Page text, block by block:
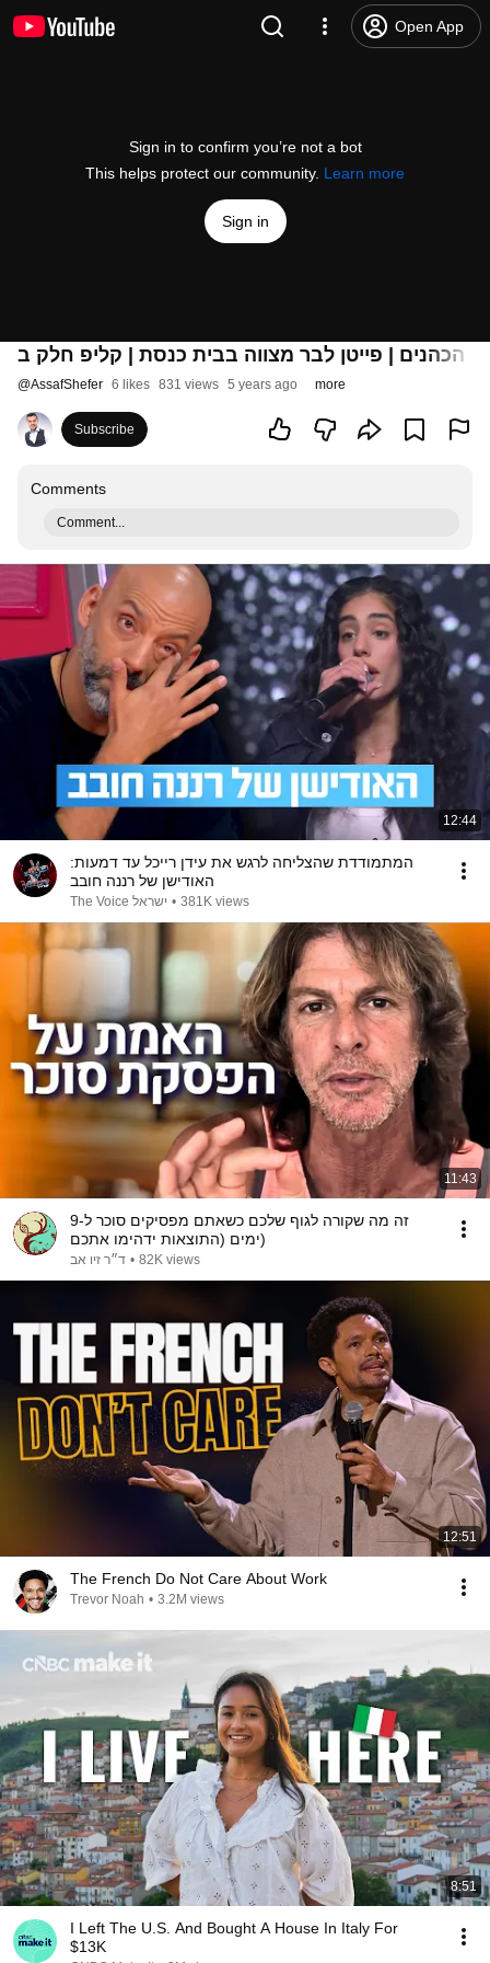
Open App
Sign in to confirm you’re not a bot
This helps protect our community. Learn more
Sign in
הכהנים | פייטן לבר מצווה בבית כנסת | קליפ חלק ב
@AssafShefer 6 likes 831 views 5 years ago more
Subscribe
Comments
Comment...
12:44
המתמודדת שהצליחה לרגש את עידן רייכל עד דמעות:
האודישן של רננה חובב
The Voice ישראל • 381K views
11:43
זה מה שקורה לגוף שלכם כשאתם מפסיקים סוכר ל-9
ימים (התוצאות ידהימו אתכם)
ד״ר זיו אב • 82K views
12:51
The French Do Not Care About Work
Trevor Noah • 3.2M views
8:51
I Left The U.S. And Bought A House In Italy For
$13K